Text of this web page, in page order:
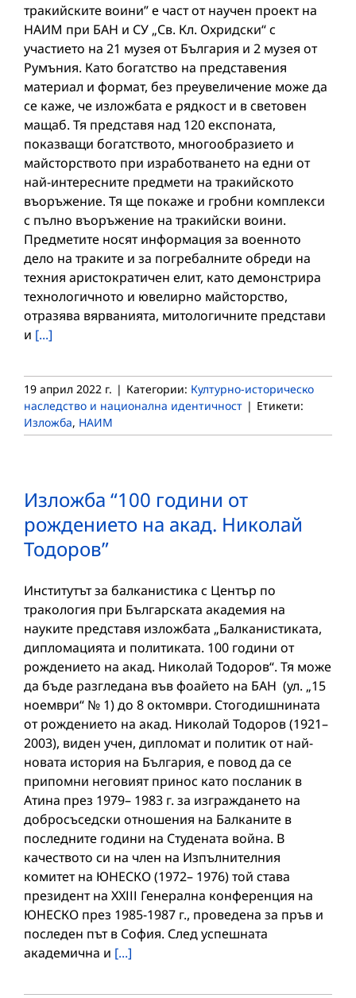
тракийските воини” е част от научен проект на
НАИМ при БАН и СУ „Св. Кл. Охридски“ с
участието на 21 музея от България и 2 музея от
Румъния. Като богатство на представения
материал и формат, без преувеличение може да
се каже, че изложбата е рядкост и в световен
мащаб. Тя представя над 120 експоната,
показващи богатството, многообразието и
майсторството при изработването на едни от
най-интересните предмети на тракийското
въоръжение. Тя ще покаже и гробни комплекси
с пълно въоръжение на тракийски воини.
Предметите носят информация за военното
дело на траките и за погребалните обреди на
техния аристократичен елит, като демонстрира
технологичното и ювелирно майсторство,
отразява вярванията, митологичните представи
и [...]
19 април 2022 г. | Категории: Културно-историческо
наследство и национална идентичност | Етикети:
Изложба, НАИМ
Изложба “100 години от
рождението на акад. Николай
Тодоров”
Институтът за балканистика с Център по
тракология при Българската академия на
науките представя изложбата „Балканистиката,
дипломацията и политиката. 100 години от
рождението на акад. Николай Тодоров“. Тя може
да бъде разгледана във фоайето на БАН (ул. „15
ноември“ № 1) до 8 октомври. Стогодишнината
от рождението на акад. Николай Тодоров (1921–
2003), виден учен, дипломат и политик от най-
новата история на България, е повод да се
припомни неговият принос като посланик в
Атина през 1979– 1983 г. за изграждането на
добросъседски отношения на Балканите в
последните години на Студената война. В
качеството си на член на Изпълнителния
комитет на ЮНЕСКО (1972– 1976) той става
президент на ХХІІІ Генерална конференция на
ЮНЕСКО през 1985-1987 г., проведена за пръв и
последен път в София. След успешната
академична и [...]